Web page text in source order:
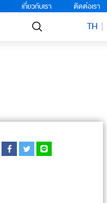
เกี่ยวกับเรา ติดต่อเรา
TH